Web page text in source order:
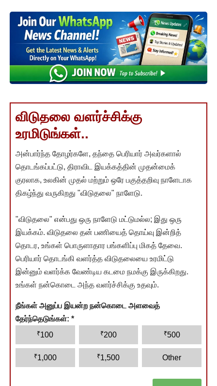
விடுதலை வளர்ச்சிக்கு
உரமிடுங்கள்..
அன்பார்ந்த தோழர்களே, தந்தை பெரியார் அவர்களால்
தொடங்கப்பட்டு, திராவிட இயக்கத்தின் முதன்மைக்
குரலாக, உலகின் முதல் மற்றும் ஒரே பகுத்தறிவு நாளேடாக
திகழ்ந்து வருகிறது "விடுதலை" நாளேடு.
"விடுதலை" என்பது ஒரு நாளேடு மட்டுமல்ல; இது ஒரு
இயக்கம். விடுதலை தன் பணியைத் தொய்வு இன்றித்
தொடர, உங்கள் பொருளாதார பங்களிப்பு மிகத் தேவை.
பெரியார் தொடங்கி வளர்த்த விடுதலையை உரமிட்டு
இன்னும் வளர்க்க வேண்டிய கடமை நமக்கு இருக்கிறது.
உங்கள் நன்கொடை அந்த வளர்ச்சிக்கு உதவும்.
நீங்கள் அனுப்ப இயன்ற நன்கொடை அளவைத்
தேர்ந்தெடுங்கள்: *
₹100 ₹200 ₹500
₹1,000 ₹1,500 Other